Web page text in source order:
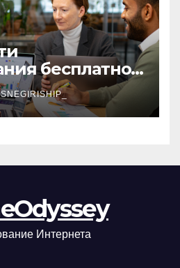
бесплатной
для
и
предприятием
SNEGIRISHIP_
Интернета